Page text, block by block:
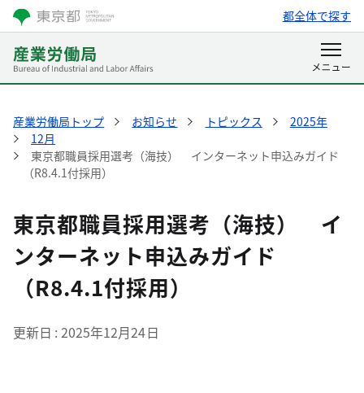
都全体で探す
産業労働局トップ お知らせ トピックス
2025年
12月
東京都職員採用選考（海技） インターネット申込みガイド
（R8.4.1付採用）
東京都職員採用選考（海技） イ
ンターネット申込みガイド
（R8.4.1付採用）
更新日 2025年12月24日